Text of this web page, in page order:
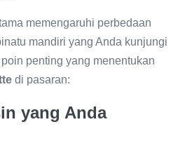
memengaruhi perbedaan
mandiri yang Anda kunjungi
penting yang menentukan
di pasaran:
yang Anda